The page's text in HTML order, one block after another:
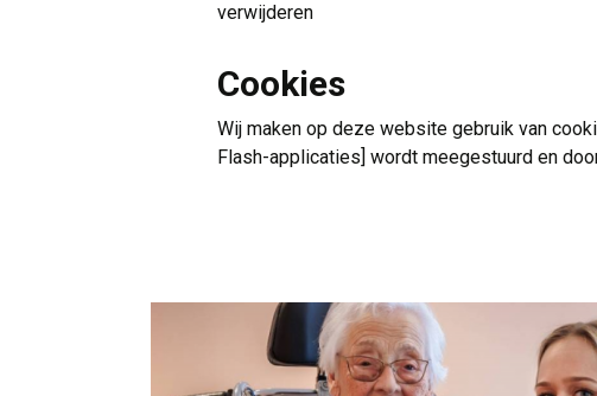
verwijderen
Cookies
Wij maken op deze website gebruik van
Flash-applicaties] wordt meegestuurd en